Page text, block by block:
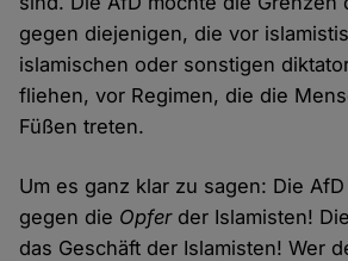
gegen diejenigen, die vor
islamischen oder sonstigen
fliehen, vor Regimen, die die
Füßen treten.
Um es ganz klar zu sagen: Die
gegen die Opferder Islamisten!
das Geschäft der Islamisten! Wer